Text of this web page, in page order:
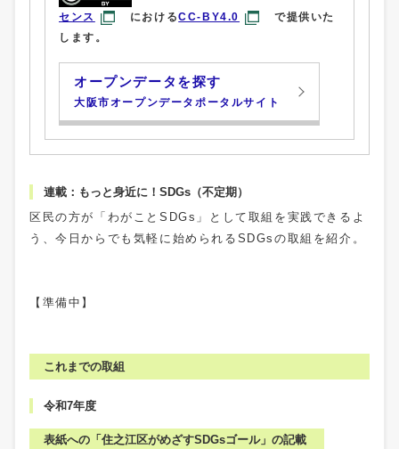
センス
におけるCC-BY4.0
で提供いた
します。
オープンデータを探す
大阪市オープンデータポータルサイト
連載：もっと身近に！SDGs（不定期）
区民の方が「わがことSDGs」として取組を実践できるよ
う、今日からでも気軽に始められるSDGsの取組を紹介。
【準備中】
これまでの取組
令和7年度
表紙への「住之江区がめざすSDGsゴール」の記載